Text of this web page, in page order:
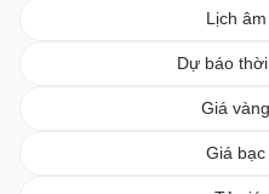
Lịch
Dự báo
Giá
Giá